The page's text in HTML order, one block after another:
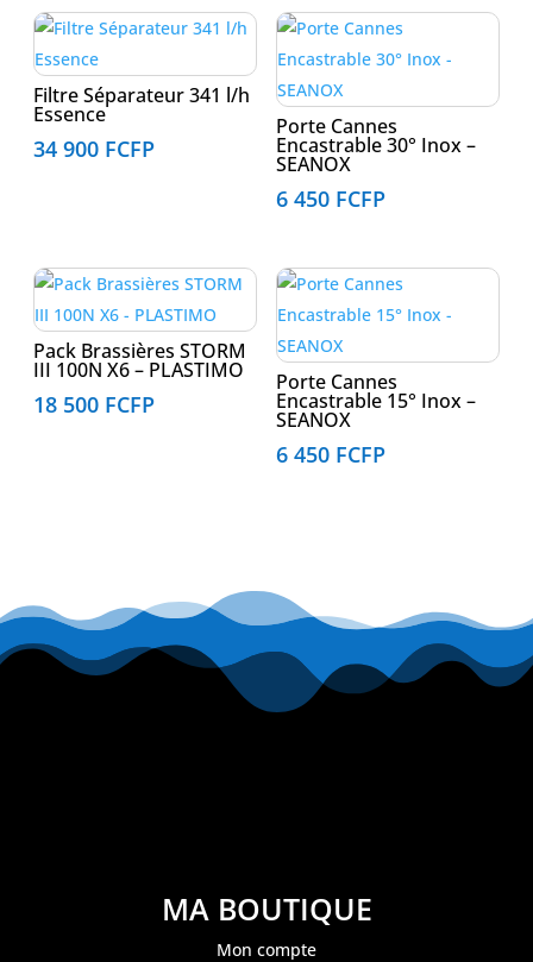
Filtre Séparateur 341 l/h
Essence
34 900 FCFP
Porte Cannes
Encastrable 30° Inox –
SEANOX
6 450 FCFP
Pack Brassières STORM
III 100N X6 – PLASTIMO
18 500 FCFP
Porte Cannes
Encastrable 15° Inox –
SEANOX
6 450 FCFP
MA BOUTIQUE
Mon compte